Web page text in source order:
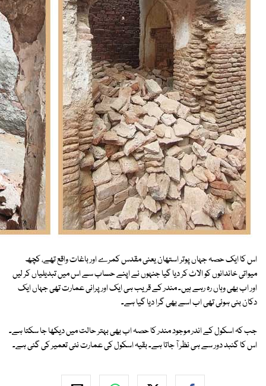
اس کا ایک حصہ جہاں پوتر استھان یعنی مقدس کمرے اور باغات واقع تھے، کچھ
میواتی خاندانوں کو الاٹ کر دیا گیا جنہوں نے اپنے حساب سے اس میں تبدیلیاں کر لیں
اور اب بھی وہاں رہ رہے ہیں۔ مندر کے قریب ہی ایک اور پرانی عمارت تھی جہاں ایک
دکان بنی ہوئی تھی اب اسے بھی گرا دیا گیا ہے۔
جب کہ اسکول کے اندر موجود مندر کا حصہ اب بھی بہتر حالت میں دیکھا جا سکتا ہے۔
اس کا گنبد دور سے ہی نظر آ جاتا ہے۔ بقیہ اسکول کی عمارت نئی تعمیر کی گئی ہے۔